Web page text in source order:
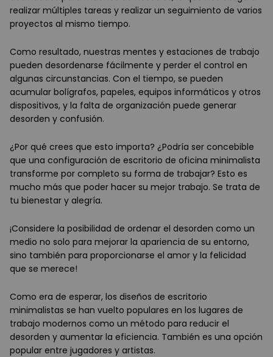
realizar múltiples tareas y realizar un seguimiento de varios
proyectos al mismo tiempo.
Como resultado, nuestras mentes y estaciones de trabajo
pueden desordenarse fácilmente y perder el control en
algunas circunstancias. Con el tiempo, se pueden
acumular bolígrafos, papeles, equipos informáticos y otros
dispositivos, y la falta de organización puede generar
desorden y confusión.
¿Por qué crees que esto importa? ¿Podría ser concebible
que una configuración de escritorio de oficina minimalista
transforme por completo su forma de trabajar? Esto es
mucho más que poder hacer su mejor trabajo. Se trata de
tu bienestar y alegría.
¡Considere la posibilidad de ordenar el desorden como un
medio no solo para mejorar la apariencia de su entorno,
sino también para proporcionarse el amor y la felicidad
que se merece!
Como era de esperar, los diseños de escritorio
minimalistas se han vuelto populares en los lugares de
trabajo modernos como un método para reducir el
desorden y aumentar la eficiencia. También es una opción
popular entre jugadores y artistas.